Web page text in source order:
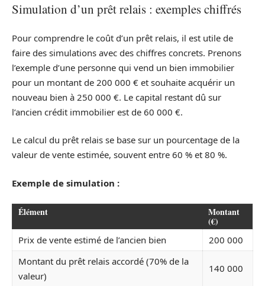
Simulation d’un prêt relais : exemples chiffrés
Pour comprendre le coût d’un prêt relais, il est utile de
faire des simulations avec des chiffres concrets. Prenons
l’exemple d’une personne qui vend un bien immobilier
pour un montant de 200 000 € et souhaite acquérir un
nouveau bien à 250 000 €. Le capital restant dû sur
l’ancien crédit immobilier est de 60 000 €.
Le calcul du prêt relais se base sur un pourcentage de la
valeur de vente estimée, souvent entre 60 % et 80 %.
Exemple de simulation :
Élément Montant
(€)
Prix de vente estimé de l’ancien bien
200 000
Montant du prêt relais accordé (70% de la
valeur)
140 000